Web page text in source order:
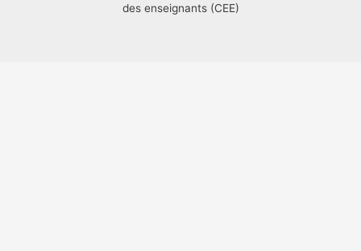
des enseignants (CEE)